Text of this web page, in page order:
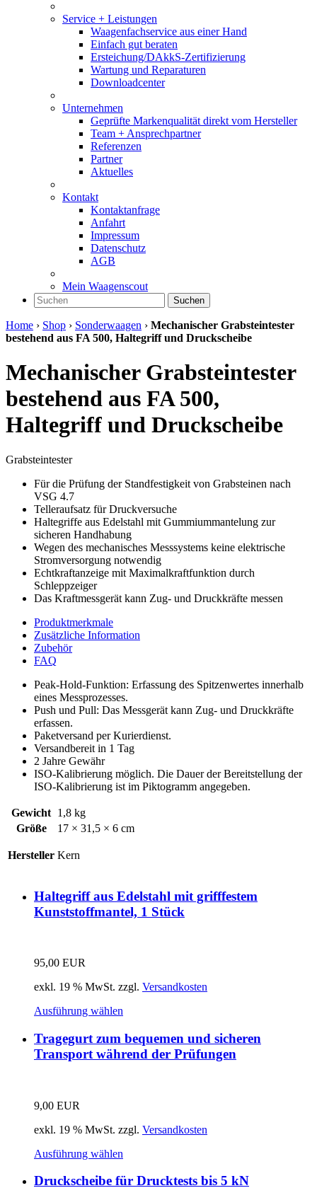
Service + Leistungen
Waagenfachservice aus einer Hand
Einfach gut beraten
Ersteichung/DAkkS-Zertifizierung
Wartung und Reparaturen
Downloadcenter
Unternehmen
Geprüfte Markenqualität direkt vom Hersteller
Team + Ansprechpartner
Referenzen
Partner
Aktuelles
Kontakt
Kontaktanfrage
Anfahrt
Impressum
Datenschutz
AGB
Mein Waagenscout
Suchen
Home › Shop › Sonderwaagen › Mechanischer Grabsteintester
bestehend aus FA 500, Haltegriff und Druckscheibe
Mechanischer Grabsteintester
bestehend aus FA 500,
Haltegriff und Druckscheibe
Grabsteintester
Für die Prüfung der Standfestigkeit von Grabsteinen nach
VSG 4.7
Telleraufsatz für Druckversuche
Haltegriffe aus Edelstahl mit Gummiummantelung zur
sicheren Handhabung
Wegen des mechanisches Messsystems keine elektrische
Stromversorgung notwendig
Echtkraftanzeige mit Maximalkraftfunktion durch
Schleppzeiger
Das Kraftmessgerät kann Zug- und Druckkräfte messen
Produktmerkmale
Zusätzliche Information
Zubehör
FAQ
Peak-Hold-Funktion: Erfassung des Spitzenwertes innerhalb
eines Messprozesses.
Push und Pull: Das Messgerät kann Zug- und Druckkräfte
erfassen.
Paketversand per Kurierdienst.
Versandbereit in 1 Tag
2 Jahre Gewähr
ISO-Kalibrierung möglich. Die Dauer der Bereitstellung der
ISO-Kalibrierung ist im Piktogramm angegeben.
Gewicht 1,8 kg
Größe
17 × 31,5 × 6 cm
Hersteller Kern
Haltegriff aus Edelstahl mit grifffestem
Kunststoffmantel, 1 Stück
95,00 EUR
exkl. 19 % MwSt. zzgl. Versandkosten
Ausführung wählen
Tragegurt zum bequemen und sicheren
Transport während der Prüfungen
9,00 EUR
exkl. 19 % MwSt. zzgl. Versandkosten
Ausführung wählen
Druckscheibe für Drucktests bis 5 kN